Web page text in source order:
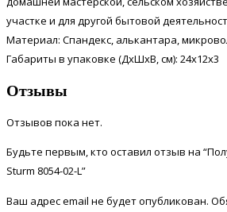
участке и для другой бытовой
Материал: Спандекс, алькантара,
Габариты в упаковке (ДхШхВ, см): 24x12x3
Отзывы
Отзывов пока нет.
Будьте первым, кто оставил отзыв на
Sturm 8054-02-L”
Ваш адрес email не будет опубликован.